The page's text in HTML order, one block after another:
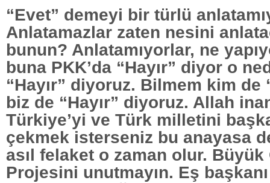
“Evet” demeyi bir türlü
Anlatamazlar zaten nesini
bunun? Anlatamıyorlar, ne
buna PKK’da “Hayır” diyor o
“Hayır” diyoruz. Bilmem kim de
biz de “Hayır” diyoruz. Allah
Türkiye’yi ve Türk milletini
çekmek isterseniz bu anayasa
asıl felaket o zaman olur.
Projesini unutmayın. Eş